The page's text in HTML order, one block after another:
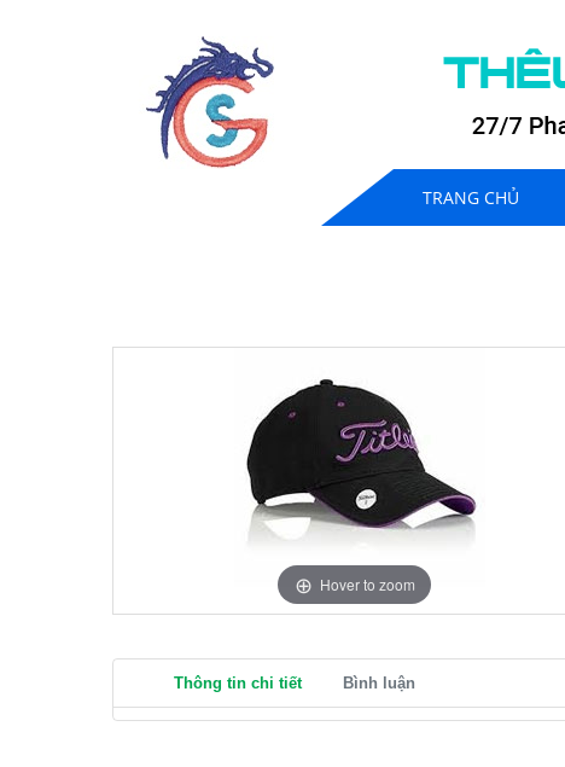
TRANG CHỦ
Hover to zoom
Thông tin chi tiết Bình luận